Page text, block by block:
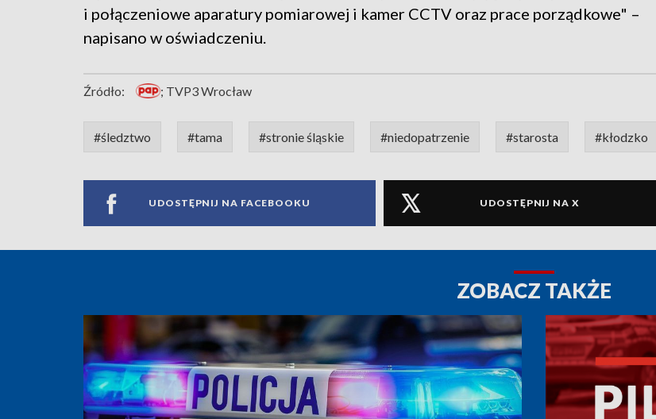
i połączeniowe aparatury pomiarowej i kamer CCTV oraz prace porządkowe" –
napisano w oświadczeniu.
Źródło: ; TVP3 Wrocław
#śledztwo #tama #stronie śląskie #niedopatrzenie #starosta #kłodzko
UDOSTĘPNIJ NA FACEBOOKU UDOSTĘPNIJ NA X
ZOBACZ TAKŻE